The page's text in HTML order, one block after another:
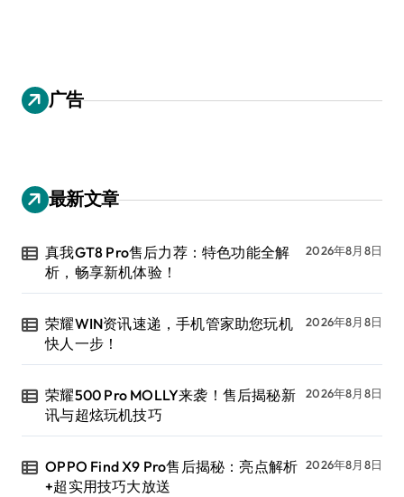
广告
最新文章
真我GT8 Pro售后力荐：特色功能全解
析，畅享新机体验！
2026年8月8日
荣耀WIN资讯速递，手机管家助您玩机
快人一步！
2026年8月8日
荣耀500 Pro MOLLY来袭！售后揭秘新
讯与超炫玩机技巧
2026年8月8日
OPPO Find X9 Pro售后揭秘：亮点解析
+超实用技巧大放送
2026年8月8日